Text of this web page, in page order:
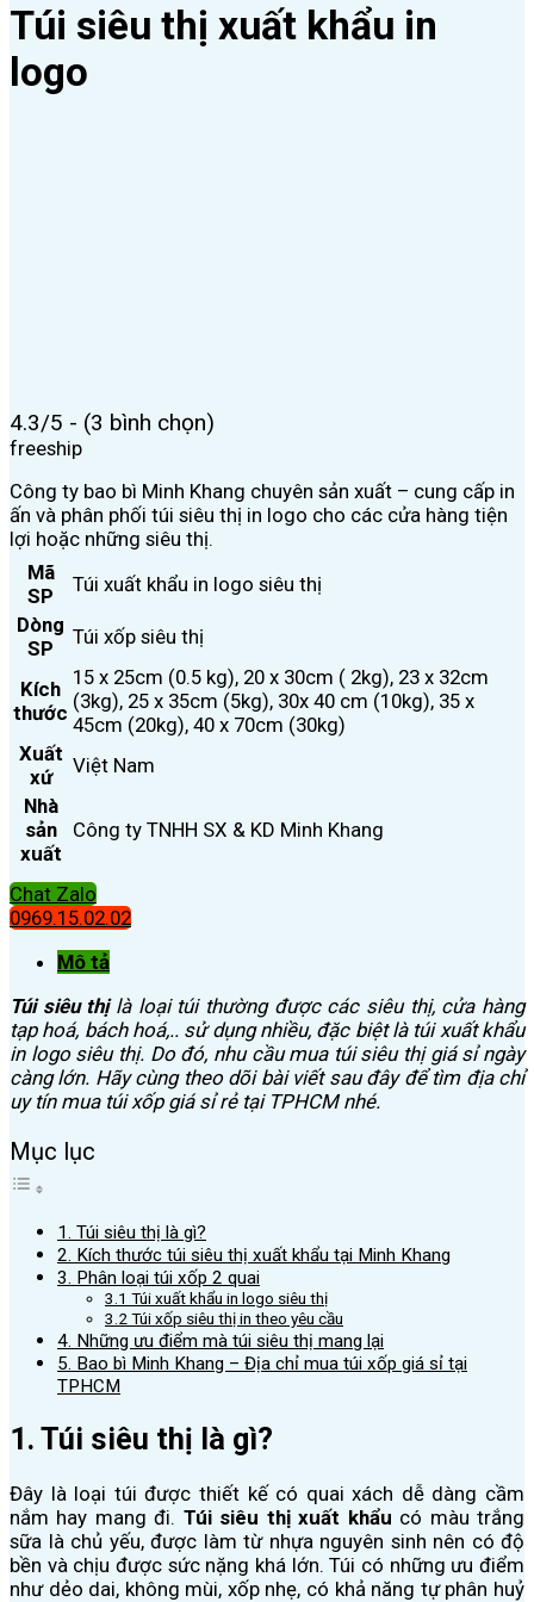
Túi siêu thị xuất khẩu in
logo
4.3/5 - (3 bình chọn)
freeship
Công ty bao bì Minh Khang chuyên sản xuất – cung cấp in
ấn và phân phối túi siêu thị in logo cho các cửa hàng tiện
lợi hoặc những siêu thị.
Mã
SP
Túi xuất khẩu in logo siêu thị
Dòng
SP
Túi xốp siêu thị
Kích
thước
15 x 25cm (0.5 kg), 20 x 30cm ( 2kg), 23 x 32cm
(3kg), 25 x 35cm (5kg), 30x 40 cm (10kg), 35 x
45cm (20kg), 40 x 70cm (30kg)
Xuất
xứ
Việt Nam
Nhà
sản
xuất
Công ty TNHH SX & KD Minh Khang
Chat Zalo
0969.15.02.02
Mô tả
Túi siêu thịlà loại túi thường được các siêu thị, cửa hàng
tạp hoá, bách hoá,.. sử dụng nhiều, đặc biệt là túi xuất khẩu
in logo siêu thị. Do đó, nhu cầu mua túi siêu thị giá sỉ ngày
càng lớn. Hãy cùng theo dõi bài viết sau đây để tìm địa chỉ
uy tín mua túi xốp giá sỉ rẻ tại TPHCM nhé.
Mục lục
1. Túi siêu thị là gì?
2. Kích thước túi siêu thị xuất khẩu tại Minh Khang
3. Phân loại túi xốp 2 quai
3.1 Túi xuất khẩu in logo siêu thị
3.2 Túi xốp siêu thị in theo yêu cầu
4. Những ưu điểm mà túi siêu thị mang lại
5. Bao bì Minh Khang – Địa chỉ mua túi xốp giá sỉ tại
TPHCM
1. Túi siêu thị là gì?
Đây là loại túi được thiết kế có quai xách dễ dàng cầm
nắm hay mang đi. Túi siêu thị xuất khẩu có màu trắng
sữa là chủ yếu, được làm từ nhựa nguyên sinh nên có độ
bền và chịu được sức nặng khá lớn. Túi có những ưu điểm
như dẻo dai, không mùi, xốp nhẹ, có khả năng tự phân huỷ